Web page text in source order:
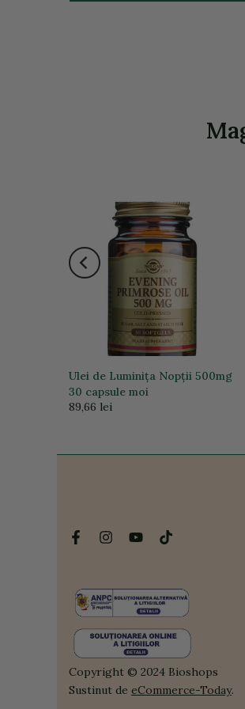
Ulei de Luminița Nopții 500mg
30 capsule moi
89,66 lei
Copyright © 2024 Bioshops
Sustinut de eCommerce-Today.